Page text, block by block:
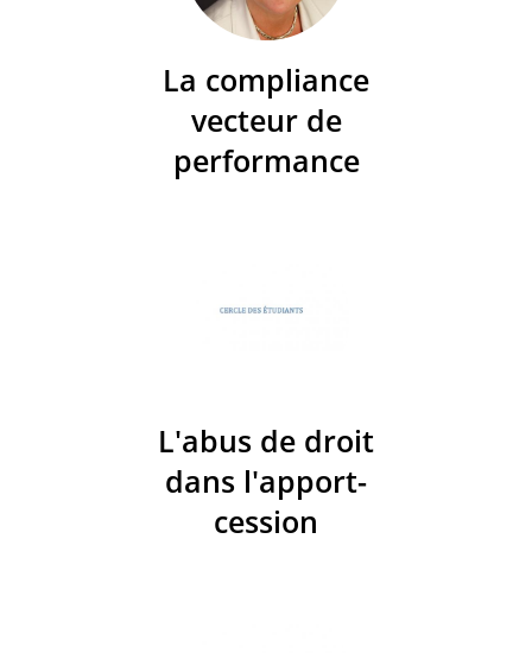
La compliance
vecteur de
performance
L'abus de droit
dans l'apport-
cession